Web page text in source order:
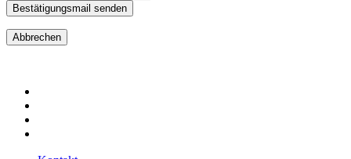
Bestätigungsmail senden
Abbrechen